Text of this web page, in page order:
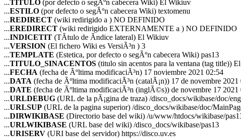
...TITULO (por defecto o segÃºn cabecera Wiki) El Wikiuv
...ESTILO (por defecto o segÃºn cabecera Wiki) textomenu
...REDIRECT (wiki redirigido a ) NO DEFINIDO
...EREDIRECT (wiki redirigido EXTERNAMENTE a ) NO DEFINIDO
...INDICETIT (TÃ­tulo de Ã­ndice lateral) El Wikiuv
...VERSION (El fichero Wiki es VersiÃ³n ) 3
...TEMPLATE (Estetica, por defecto o segÃºn cabecera Wiki) pas13
...TITULO_SINACENTOS (titulo sin acentos para la ventana (tag title))
...FECHA (fecha de Ãºltima modificaciÃ³n) 17 noviembre 2021 02:54
...DATA (fecha de Ãºltima modificaciÃ³n (catalÃ¡n)) 17 de novembre 2021
...DATE (fecha de Ãºltima modificaciÃ³n (inglÃ©s)) de novembre 17 2021
...URLDEBUG (URL de la pÃ¡gina de traza) /disco_docs/wikibase/doc/
...URLSUP (URL de la pagina superior) /disco_docs/wikibase/doc/
...DIRWIKIBASE (Directorio base del wiki) /u/www/htdocs/wikibase/
...URLWIKIBASE (URL base del wiki) /disco_docs/wikibase/pas13
...URISERV (URI base del servidor) https://disco.uv.es